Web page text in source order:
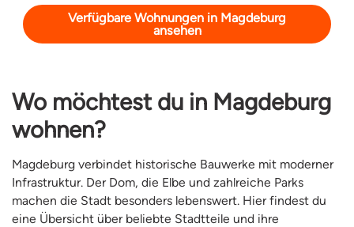
Verfügbare Wohnungen in Magdeburg
ansehen
Wo möchtest du in Magdeburg
wohnen?
Magdeburg verbindet historische Bauwerke mit moderner
Infrastruktur. Der Dom, die Elbe und zahlreiche Parks
machen die Stadt besonders lebenswert. Hier findest du
eine Übersicht über beliebte Stadtteile und ihre